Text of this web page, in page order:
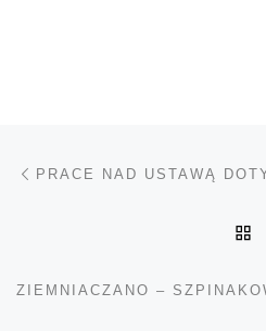
Nawigacja wpisu